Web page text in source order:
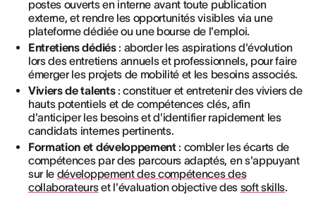
postes ouverts en interne avant toute publication
externe, et rendre les opportunités visibles via une
plateforme dédiée ou une bourse de l'emploi.
Entretiens dédiés: aborder les aspirations d'évolution
lors des entretiens annuels et professionnels, pour faire
émerger les projets de mobilité et les besoins associés.
Viviers de talents: constituer et entretenir des viviers de
hauts potentiels et de compétences clés, afin
d'anticiper les besoins et d'identifier rapidement les
candidats internes pertinents.
Formation et développement: combler les écarts de
compétences par des parcours adaptés, en s'appuyant
sur le développement des compétences des
collaborateurset l'évaluation objective des soft skills.